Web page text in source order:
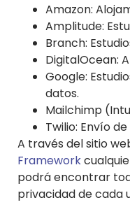
Amazon:
Amplitude:
Branch:
DigitalOcean:
Google:
datos.
Mailchimp
Twilio: Envío de
A través del sitio
Framework
podrá encontrar
privacidad de cada